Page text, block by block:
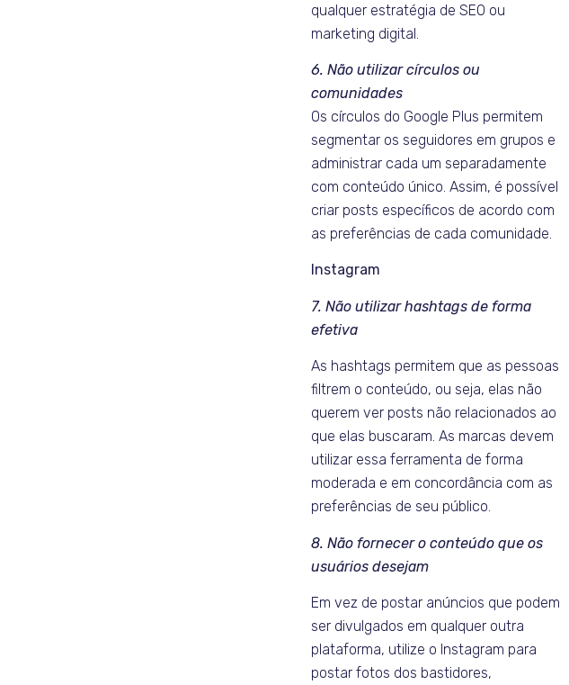
qualquer estratégia de SEO ou
marketing digital.
6. Não utilizar círculos ou
comunidades
Os círculos do Google Plus permitem
segmentar os seguidores em grupos e
administrar cada um separadamente
com conteúdo único. Assim, é possível
criar posts específicos de acordo com
as preferências de cada comunidade.
Instagram
7. Não utilizar hashtags de forma
efetiva
As hashtags permitem que as pessoas
filtrem o conteúdo, ou seja, elas não
querem ver posts não relacionados ao
que elas buscaram. As marcas devem
utilizar essa ferramenta de forma
moderada e em concordância com as
preferências de seu público.
8. Não fornecer o conteúdo que os
usuários desejam
Em vez de postar anúncios que podem
ser divulgados em qualquer outra
plataforma, utilize o Instagram para
postar fotos dos bastidores,